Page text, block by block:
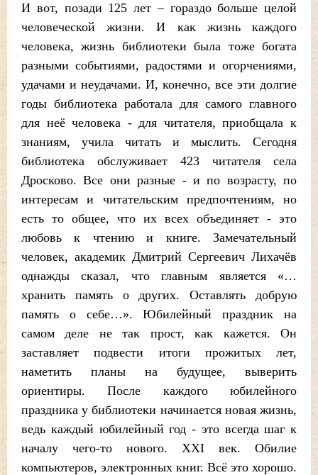
И вот, позади 125 лет – гораздо больше целой
человеческой жизни. И как жизнь каждого
человека, жизнь библиотеки была тоже богата
разными событиями, радостями и огорчениями,
удачами и неудачами. И, конечно, все эти долгие
годы библиотека работала для самого главного
для неё человека - для читателя, приобщала к
знаниям, учила читать и мыслить. Сегодня
библиотека обслуживает 423 читателя села
Дросково. Все они разные - и по возрасту, по
интересам и читательским предпочтениям, но
есть то общее, что их всех объединяет - это
любовь к чтению и книге. Замечательный
человек, академик Дмитрий Сергеевич Лихачёв
однажды сказал, что главным является «…
хранить память о других. Оставлять добрую
память о себе…». Юбилейный праздник на
самом деле не так прост, как кажется. Он
заставляет подвести итоги прожитых лет,
наметить планы на будущее, выверить
ориентиры. После каждого юбилейного
праздника у библиотеки начинается новая жизнь,
ведь каждый юбилейный год - это всегда шаг к
началу чего-то нового. XXI век. Обилие
компьютеров, электронных книг. Всё это хорошо.